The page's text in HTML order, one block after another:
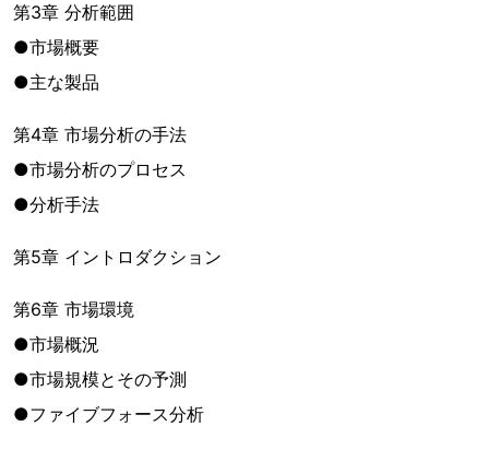
第3章 分析範囲
●市場概要
●主な製品
第4章 市場分析の手法
●市場分析のプロセス
●分析手法
第5章 イントロダクション
第6章 市場環境
●市場概況
●市場規模とその予測
●ファイブフォース分析